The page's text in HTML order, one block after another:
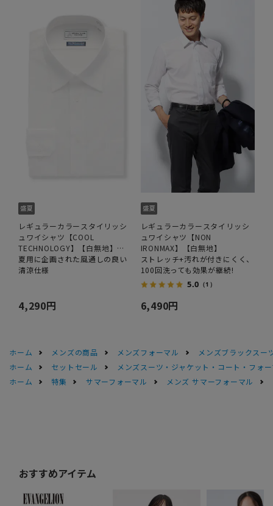
レギュラーカラースタイリッシ
ュワイシャツ【COOL
TECHNOLOGY】【白無地】
【OEKO-TEX】
夏用に企画された風通しの良い
清涼仕様
4,290円
レギュラーカラースタイリッシ
ュワイシャツ【NON
IRONMAX】【白無地】
ストレッチ+汚れが付きにくく、
100回洗っても効果が継続!
5.0 （1）
6,490円
ホーム メンズの商品 メンズフォーマル
メンズブラックスー
ホーム
セットセール
メンズスーツ・ジャケット・コート・フォ
ホーム
特集 サマーフォーマル メンズ サマーフォーマル